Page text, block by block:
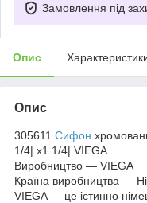
Замовлення під
Опис
Опис
305611 Сифон
1/4| х1 1/4| VIEGA
Виробництво — VIEGA
Країна виробництва —
VIEGA — це істинно